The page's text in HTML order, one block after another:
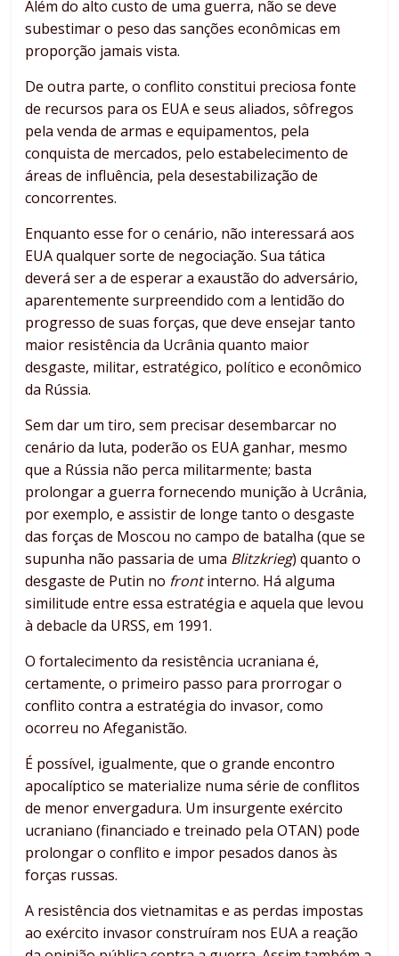
Além do alto custo de uma guerra, não se deve
subestimar o peso das sanções econômicas em
proporção jamais vista.
De outra parte, o conflito constitui preciosa fonte
de recursos para os EUA e seus aliados, sôfregos
pela venda de armas e equipamentos, pela
conquista de mercados, pelo estabelecimento de
áreas de influência, pela desestabilização de
concorrentes.
Enquanto esse for o cenário, não interessará aos
EUA qualquer sorte de negociação. Sua tática
deverá ser a de esperar a exaustão do adversário,
aparentemente surpreendido com a lentidão do
progresso de suas forças, que deve ensejar tanto
maior resistência da Ucrânia quanto maior
desgaste, militar, estratégico, político e econômico
da Rússia.
Sem dar um tiro, sem precisar desembarcar no
cenário da luta, poderão os EUA ganhar, mesmo
que a Rússia não perca militarmente; basta
prolongar a guerra fornecendo munição à Ucrânia,
por exemplo, e assistir de longe tanto o desgaste
das forças de Moscou no campo de batalha (que se
supunha não passaria de uma Blitzkrieg) quanto o
desgaste de Putin no frontinterno. Há alguma
similitude entre essa estratégia e aquela que levou
à debacle da URSS, em 1991.
O fortalecimento da resistência ucraniana é,
certamente, o primeiro passo para prorrogar o
conflito contra a estratégia do invasor, como
ocorreu no Afeganistão.
É possível, igualmente, que o grande encontro
apocalíptico se materialize numa série de conflitos
de menor envergadura. Um insurgente exército
ucraniano (financiado e treinado pela OTAN) pode
prolongar o conflito e impor pesados danos às
forças russas.
A resistência dos vietnamitas e as perdas impostas
ao exército invasor construíram nos EUA a reação